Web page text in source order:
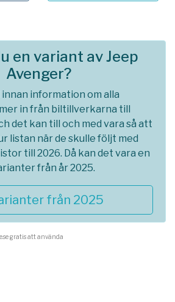
en variant av Jeep
Avenger?
information om alla
in från biltillverkarna till
det kan till och med vara så att
listan när de skulle följt med
till 2026. Då kan det vara en
från år 2025.
från 2025
gratis att använda